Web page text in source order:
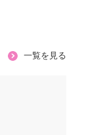
一覧を見る